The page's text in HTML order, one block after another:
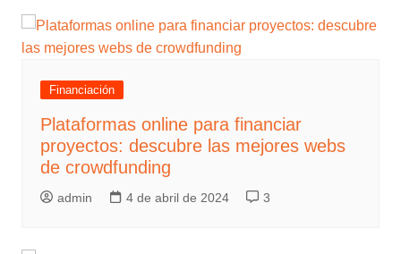
Financiación
Plataformas online para financiar
proyectos: descubre las mejores webs
de crowdfunding
admin 4 de abril de 2024 3